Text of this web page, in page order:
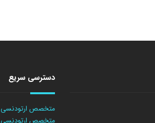
دسترسی سریع
متخصص ارتودنسی
متخصص ارتودنسی